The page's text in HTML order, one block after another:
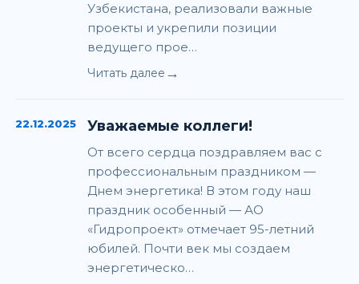
Узбекистана, реализовали важные
проекты и укрепили позиции
ведущего прое…
Читать далее →
22.12.2025 Уважаемые коллеги!
От всего сердца поздравляем вас с
профессиональным праздником —
Днем энергетика! В этом году наш
праздник особенный — АО
«Гидропроект» отмечает 95-летний
юбилей. Почти век мы создаем
энергетическо…